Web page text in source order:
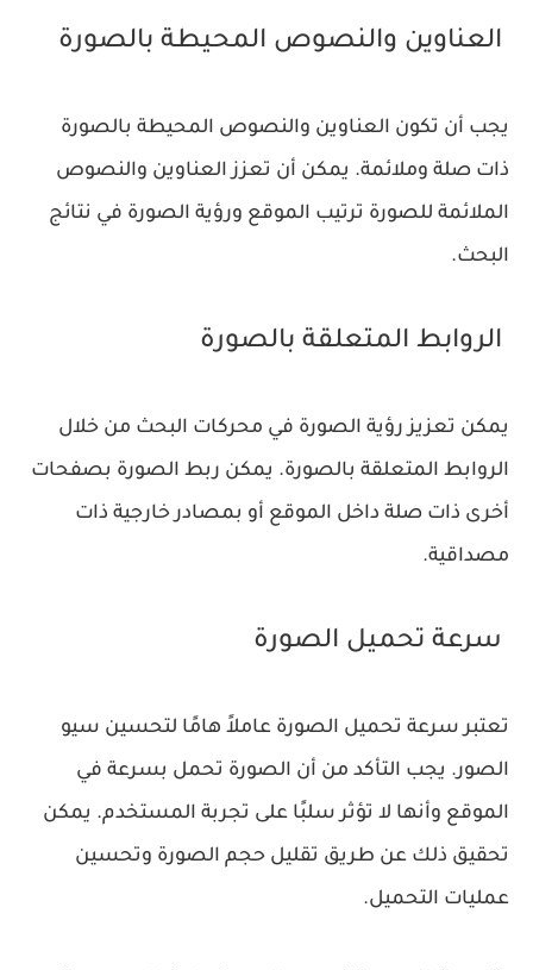
العناوين والنصوص المحيطة بالصورة
يجب أن تكون العناوين والنصوص المحيطة بالصورة
ذات صلة وملائمة. يمكن أن تعزز العناوين والنصوص
الملائمة للصورة ترتيب الموقع ورؤية الصورة في نتائج
البحث.
الروابط المتعلقة بالصورة
يمكن تعزيز رؤية الصورة في محركات البحث من خلال
الروابط المتعلقة بالصورة. يمكن ربط الصورة بصفحات
أخرى ذات صلة داخل الموقع أو بمصادر خارجية ذات
مصداقية.
سرعة تحميل الصورة
تعتبر سرعة تحميل الصورة عاملاً هامًا لتحسين سيو
الصور. يجب التأكد من أن الصورة تحمل بسرعة في
الموقع وأنها لا تؤثر سلبًا على تجربة المستخدم. يمكن
تحقيق ذلك عن طريق تقليل حجم الصورة وتحسين
عمليات التحميل.